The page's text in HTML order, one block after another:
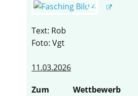
Text: Rob
Foto: Vgt
11.03.2026
Zum